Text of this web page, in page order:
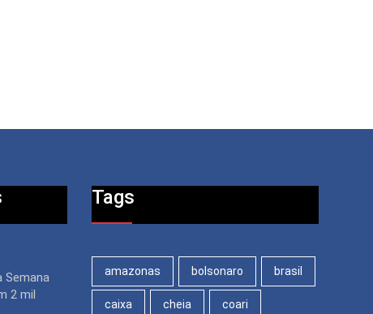
Semana
2 mil
Tags
amazonas bolsonaro brasil
caixa cheia coari